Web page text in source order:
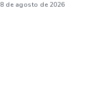
8 de agosto de 2026